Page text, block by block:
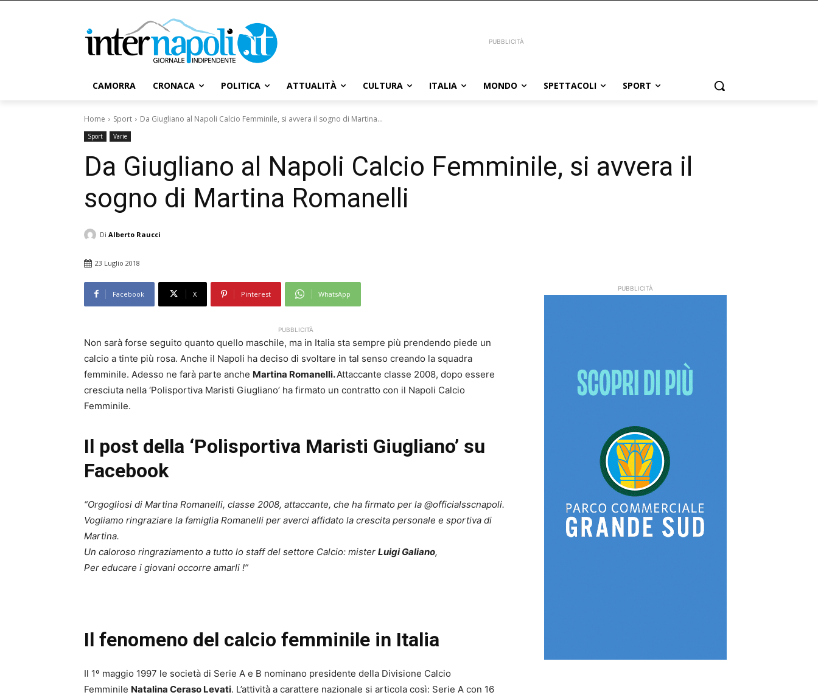
PUBBLICITÀ
CAMORRA CRONACA POLITICA ATTUALITÀ CULTURA ITALIA MONDO SPETTACOLI SPORT
Home Sport Da Giugliano al Napoli Calcio Femminile, si avvera il sogno di Martina...
Sport Varie
Da Giugliano al Napoli Calcio Femminile, si avvera il
sogno di Martina Romanelli
Di Alberto Raucci
23 Luglio 2018
Facebook X Pinterest WhatsApp
PUBBLICITÀ
Non sarà forse seguito quanto quello maschile, ma in Italia sta sempre più prendendo piede un
calcio a tinte più rosa. Anche il Napoli ha deciso di svoltare in tal senso creando la squadra
femminile. Adesso ne farà parte anche Martina Romanelli.Attaccante classe 2008, dopo essere
cresciuta nella ‘Polisportiva Maristi Giugliano’ ha firmato un contratto con il Napoli Calcio
Femminile.
Il post della ‘Polisportiva Maristi Giugliano’ su
Facebook
“Orgogliosi di Martina Romanelli, classe 2008, attaccante, che ha firmato per la @officialsscnapoli.
Vogliamo ringraziare la famiglia Romanelli per averci affidato la crescita personale e sportiva di
Martina.
Un caloroso ringraziamento a tutto lo staff del settore Calcio: mister Luigi Galiano,
Per educare i giovani occorre amarli !”
Il fenomeno del calcio femminile in Italia
Il 1º maggio 1997 le società di Serie A e B nominano presidente della Divisione Calcio
Femminile Natalina Ceraso Levati. L’attività a carattere nazionale si articola così: Serie A con 16
PUBBLICITÀ